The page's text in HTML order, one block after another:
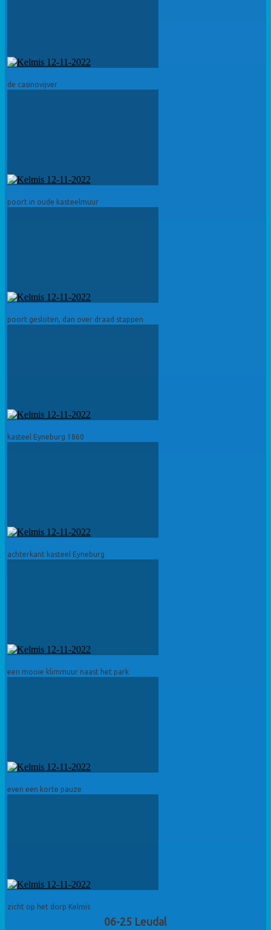
de casinovijver
poort in oude kasteelmuur
poort gesloten, dan over draad stappen
kasteel Eyneburg 1860
achterkant kasteel Eyneburg
een mooie klimmuur naast het park
even een korte pauze
zicht op het dorp Kelmis
06-25 Leudal